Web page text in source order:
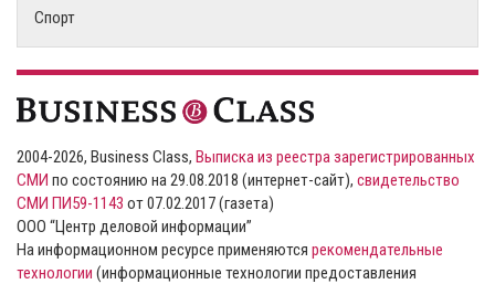
Спорт
2004-2026, Business Class, Выписка из реестра зарегистрированных
СМИ по состоянию на 29.08.2018 (интернет-сайт), свидетельство
СМИ ПИ59-1143 от 07.02.2017 (газета)
ООО “Центр деловой информации”
На информационном ресурсе применяются рекомендательные
технологии (информационные технологии предоставления